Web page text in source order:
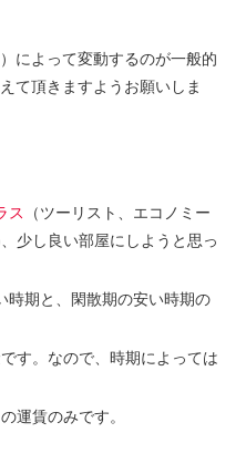
によって変動するのが一般的
て頂きますようお願いしま
ス
（ツーリスト、エコノミー
少し良い部屋にしようと思っ
時期と、閑散期の安い時期の
す。なので、時期によっては
運賃のみです。